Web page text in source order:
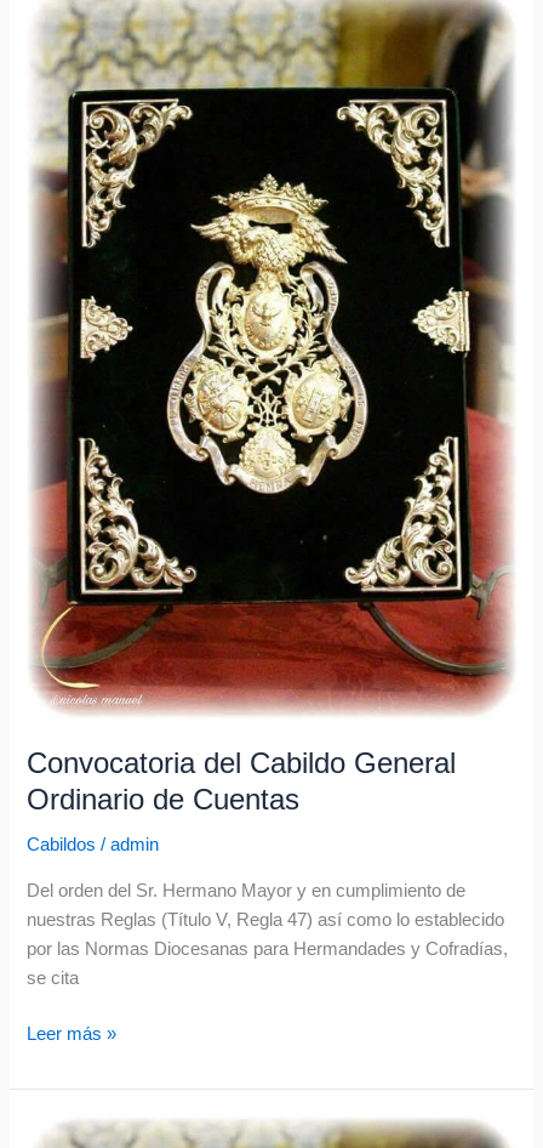
Convocatoria del Cabildo General
Ordinario de Cuentas
Cabildos /admin
Del orden del Sr. Hermano Mayor y en cumplimiento de
nuestras Reglas (Título V, Regla 47) así como lo establecido
por las Normas Diocesanas para Hermandades y Cofradías,
se cita
Cabildo
General
Ordinario
de
Cuentas
Leer más »
Cabildo